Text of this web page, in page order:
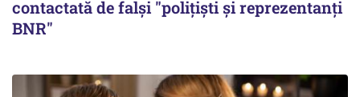
contactată de falși "polițiști și reprezentanți
BNR"